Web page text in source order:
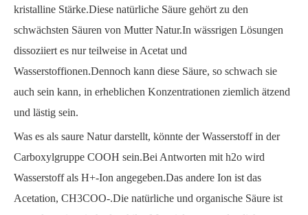
kristalline Stärke.Diese natürliche Säure gehört zu den
schwächsten Säuren von Mutter Natur.In wässrigen Lösungen
dissoziiert es nur teilweise in Acetat und
Wasserstoffionen.Dennoch kann diese Säure, so schwach sie
auch sein kann, in erheblichen Konzentrationen ziemlich ätzend
und lästig sein.
Was es als saure Natur darstellt, könnte der Wasserstoff in der
Carboxylgruppe COOH sein.Bei Antworten mit h2o wird
Wasserstoff als H+-Ion angegeben.Das andere Ion ist das
Acetation, CH3COO-.Die natürliche und organische Säure ist